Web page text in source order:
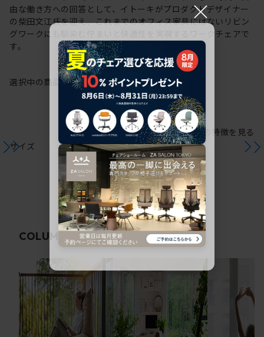
由な働き方への回答として、イトーキがプロダクトデザイナー
の柴田文江氏を迎え、これまでのオフィス家具にはないリビン
グワークにも馴染む佇まいと快適性を実現するワークチェアで
す。
選択中の商品情報保証注意事項
サイズ
シリーズの特徴を見る
COLUMN関連コラム
×